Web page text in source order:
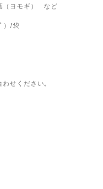
（ヨモギ） など
ﾞ）/袋
せください。